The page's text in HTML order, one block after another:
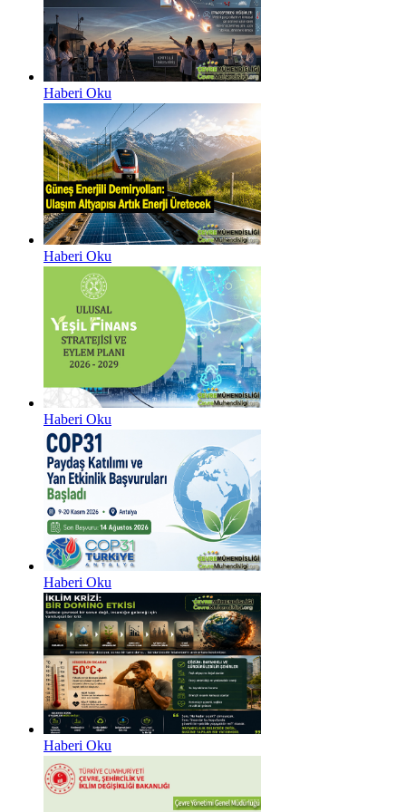
Haberi Oku
Haberi Oku
Haberi Oku
Haberi Oku
Haberi Oku